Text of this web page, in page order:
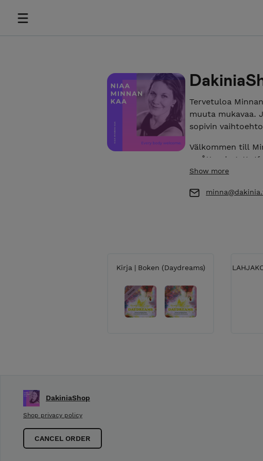
Tervetuloa
muuta mukavaa.
sopivin
Välkommen till
smått och gott.
budget bäst.
Welcome to
Show more
Kirja | Boken (Daydreams)
DakiniaShop
Shop privacy policy
CANCEL ORDER